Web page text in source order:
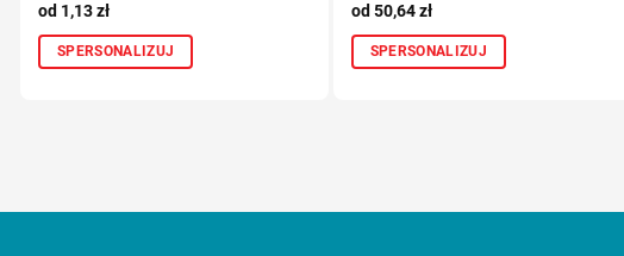
1,13zł
SPERSONALIZUJ
50,64zł
SPERSONALIZUJ